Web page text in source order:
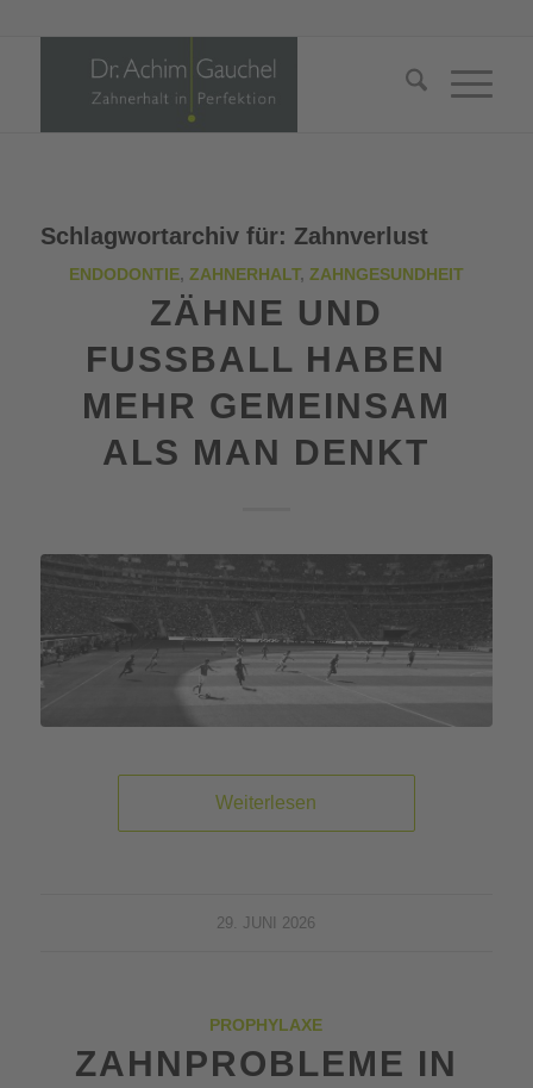
Schlagwortarchiv für: Zahnverlust
ENDODONTIE, ZAHNERHALT, ZAHNGESUNDHEIT
ZÄHNE UND
FUSSBALL HABEN M
EHR GEMEINSAM A
LS MAN DENKT
Weiterlesen
29. JUNI 2026
PROPHYLAXE
ZAHNPROBLEME IN